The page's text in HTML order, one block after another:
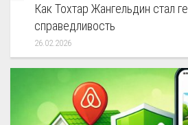
Как Тохтар Жангельдин стал
справедливость
26.02.2026